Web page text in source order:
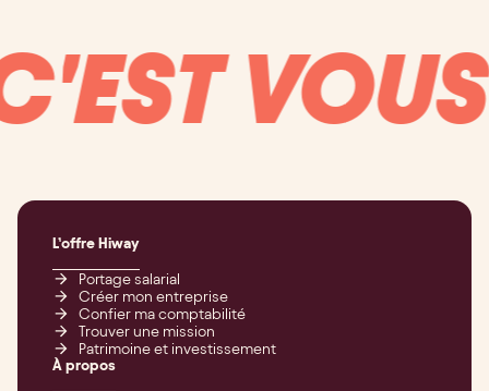
VOUS
L’offre Hiway
Portage salarial
Créer mon entreprise
Confier ma comptabilité
Trouver une mission
Patrimoine et investissement
À propos